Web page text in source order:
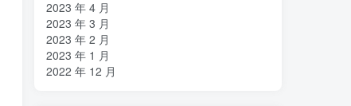
2023 年 4 月
2023 年 3 月
2023 年 2 月
2023 年 1 月
2022 年 12 月